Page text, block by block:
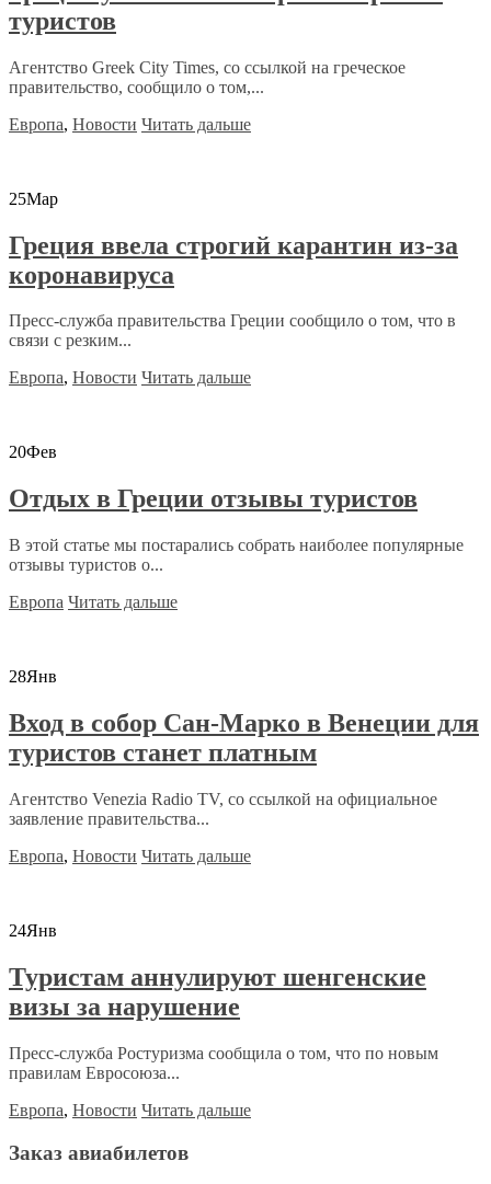
туристов
Агентство Greek City Times, со ссылкой на греческое
правительство, сообщило о том,...
Европа, Новости Читать дальше
25Мар
Греция ввела строгий карантин из-за
коронавируса
Пресс-служба правительства Греции сообщило о том, что в
связи с резким...
Европа, Новости Читать дальше
20Фев
Отдых в Греции отзывы туристов
В этой статье мы постарались собрать наиболее популярные
отзывы туристов о...
Европа Читать дальше
28Янв
Вход в собор Сан-Марко в Венеции для
туристов станет платным
Агентство Venezia Radio TV, со ссылкой на официальное
заявление правительства...
Европа, Новости Читать дальше
24Янв
Туристам аннулируют шенгенские
визы за нарушение
Пресс-служба Ростуризма сообщила о том, что по новым
правилам Евросоюза...
Европа, Новости Читать дальше
Заказ авиабилетов